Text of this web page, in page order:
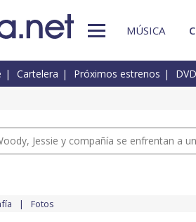
MÚSICA
Cartelera Próximos estrenos DVD
Jessie y compañía se enfrentan a
Fotos